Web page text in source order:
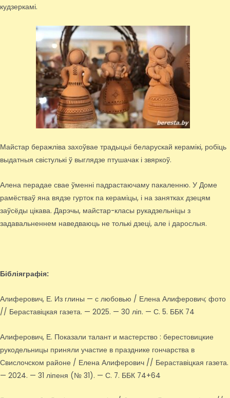
кудзеркамі.
Майстар беражліва захоўвае традыцыі беларускай керамікі, робіць
выдатныя свістулькі ў выглядзе птушачак і звяркоў.
Алена перадае свае ўменні падрастаючаму пакаленню. У Доме
рамёстваў яна вядзе гурток па кераміцы, і на занятках дзецям
заўсёды цікава. Дарэчы, майстар-класы рукадзельніцы з
задавальненнем наведваюць не толькі дзеці, але і дарослыя.
Бібліяграфія:
Алиферович, Е. Из глины — с любовью / Елена Алиферович; фото
// Бераставіцкая газета. — 2025. — 30 ліп. — С. 5. ББК 74
Алиферович, Е. Показали талант и мастерство : берестовицкие
рукодельницы приняли участие в празднике гончарства в
Свислочском районе / Елена Алиферович // Бераставіцкая газета.
— 2024. — 31 ліпеня (№ 31). — С. 7. ББК 74+64